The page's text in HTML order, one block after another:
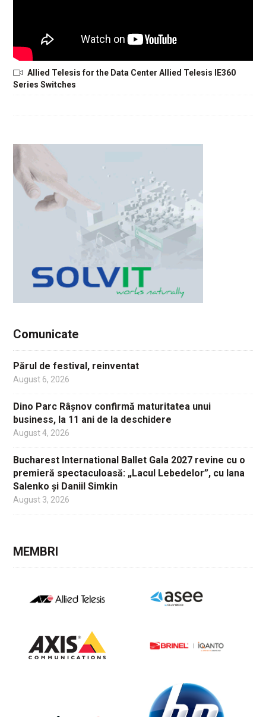
Allied Telesis for the Data Center Allied Telesis IE360
Series Switches
Comunicate
Părul de festival, reinventat
August 6, 2026
Dino Parc Râșnov confirmă maturitatea unui
business, la 11 ani de la deschidere
August 4, 2026
Bucharest International Ballet Gala 2027 revine cu o
premieră spectaculoasă: „Lacul Lebedelor”, cu Iana
Salenko și Daniil Simkin
August 3, 2026
MEMBRI